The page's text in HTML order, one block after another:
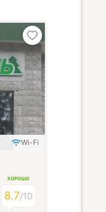
Wi-Fi
ХОРОШО
8.7/10